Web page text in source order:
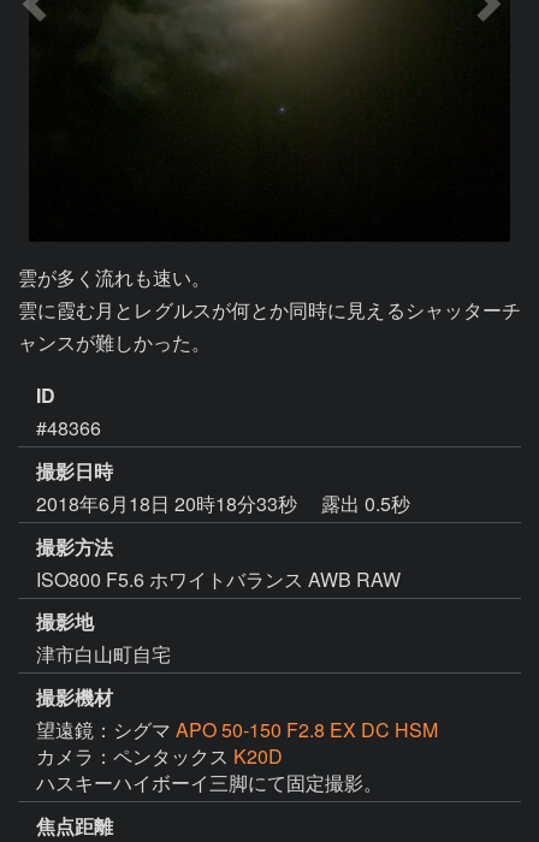
雲が多く流れも速い。
雲に霞む月とレグルスが何とか同時に見えるシャッターチ
ャンスが難しかった。
ID
#48366
撮影日時
2018年6月18日 20時18分33秒
露出 0.5秒
撮影方法
ISO800 F5.6 ホワイトバランス AWB RAW
撮影地
津市白山町自宅
撮影機材
望遠鏡：シグマ APO 50-150 F2.8 EX DC HSM
カメラ：ペンタックス K20D
ハスキーハイボーイ三脚にて固定撮影。
焦点距離